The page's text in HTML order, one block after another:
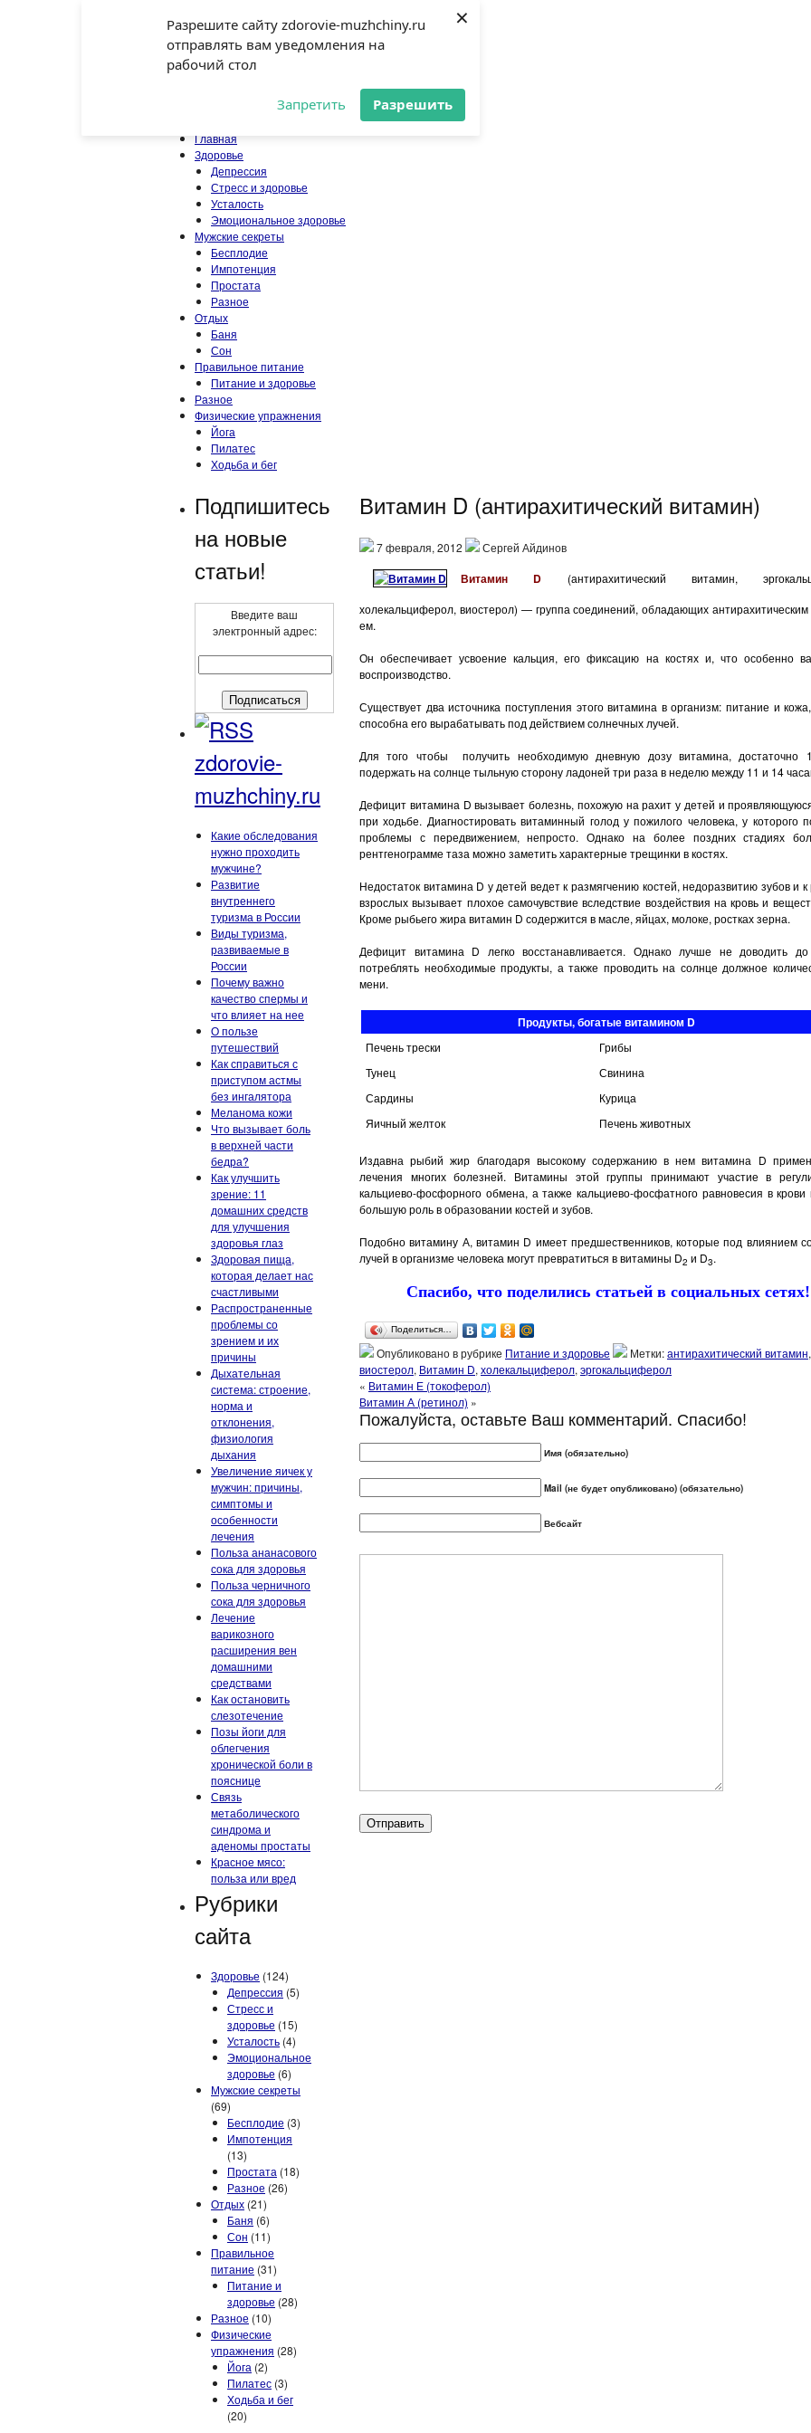
Разрешите сайту zdorovie-muzhchiny.ru
отправлять вам уведомления на
рабочий стол
Запретить Разрешить
×
Карта сайта
Контакты
Книги
О сайте
Главная
Здоровье
Депрессия
Стресс и здоровье
Усталость
Эмоциональное здоровье
Мужские секреты
Бесплодие
Импотенция
Простата
Разное
Отдых
Баня
Сон
Правильное питание
Питание и здоровье
Разное
Физические упражнения
Йога
Пилатес
Ходьба и бег
Подпишитесь
на новые
статьи!
Введите ваш
электронный адрес:
zdorovie-
muzhchiny.ru
Какие обследования
нужно проходить
мужчине?
Развитие
внутреннего
туризма в России
Виды туризма,
развиваемые в
России
Почему важно
качество спермы и
что влияет на нее
О пользе
путешествий
Как справиться с
приступом астмы
без ингалятора
Меланома кожи
Что вызывает боль
в верхней части
бедра?
Как улучшить
зрение: 11
домашних средств
для улучшения
здоровья глаз
Здоровая пища,
которая делает нас
счастливыми
Распространенные
проблемы со
зрением и их
причины
Дыхательная
система: строение,
норма и
отклонения,
физиология
дыхания
Увеличение яичек у
мужчин: причины,
симптомы и
особенности
лечения
Польза ананасового
сока для здоровья
Польза черничного
сока для здоровья
Лечение
варикозного
расширения вен
домашними
средствами
Как остановить
слезотечение
Позы йоги для
облегчения
хронической боли в
пояснице
Связь
метаболического
синдрома и
аденомы простаты
Красное мясо:
польза или вред
Рубрики
сайта
Здоровье (124)
Депрессия (5)
Стресс и
здоровье (15)
Усталость (4)
Эмоциональное
здоровье (6)
Мужские секреты
(69)
Бесплодие (3)
Импотенция
(13)
Простата (18)
Разное (26)
Отдых (21)
Баня (6)
Сон (11)
Правильное
питание (31)
Питание и
здоровье (28)
Разное (10)
Физические
упражнения (28)
Йога (2)
Пилатес (3)
Ходьба и бег
(20)
Витамин D (антирахитический витамин)
7 февраля, 2012 Сергей Айдинов
Витамин D
(антирахитический витамин,
холекальциферол, виостерол) — группа соединений, об­ладающих
ем.
Он обеспечивает усвоение кальция, его фиксацию на костях и, что особенно
воспроизводство.
Существует два источника поступления этого витамина в организм: питание и
способна его вырабатывать под действием солнечных лучей.
Для того чтобыполучить необходимую дневную дозу ви­тамина, достаточно
подержать на солнце тыльную сторону ладоней три раза в неделю между 11 и 14
Дефицит витамина D вызывает болезнь, похожую на рахит у детей и
при ходьбе. Диагностиро­вать витаминный голод у пожилого человека, у которого
проблемы с передвижением, непросто. Однако на более поздних стадиях
рентгенограмме таза мож­но заметить характерные трещинки в костях.
Недостаток вита­мина D у детей ведет к размягчению костей, недоразвитию зубов и к
взрослых вызывает плохое само­чувствие вследствие воздействия на кровь и
Кроме рыбье­го жира витамин D содержится в ма­сле, яйцах, молоке, ростках зерна.
Дефицит витамина D легко восстанавливается. Однако лучше не доводить
потреблять необходимые про­дукты, а также проводить на солнце должное
мени.
Продукты, богатые витамином D
Печень трески
Грибы
Тунец
Свинина
Сардины
Курица
Яичный желток
Печень животных
Издавна рыбий жир благодаря вы­сокому содержанию в нем витамина D
лечения многих болез­ней. Витамины этой группы принима­ют участие в
кальцие­во-фосфорного обмена, а также кальциево-фосфатного равновесия в крови
большую роль в образова­нии костей и зубов.
Подобно витамину А, витамин D имеет предшественников, которые под влиянием
лучей в организ­ме человека могут превратиться в ви­тамины D2 и D3.
Спасибо, что поделились статьей в социальных сетях!
Поделиться…
Опубликовано в рубрике Питание и здоровье Метки:антирахитический витамин,
виостерол, Витамин D, холекальциферол, эргокальциферол
« Витамин Е (токоферол)
Витамин А (ретинол) »
Пожалуйста, оставьте Ваш комментарий. Спасибо!
Имя (обязательно)
Mail (не будет опубликовано) (обязательно)
Вебсайт